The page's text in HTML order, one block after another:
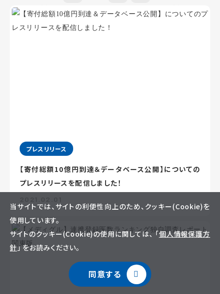
プレスリリース
【寄付総額10億円到達＆データベース公開】についての
プレスリリースを配信しました！
当サイトでは、サイトの利便性向上のため、クッキー(Cookie)を
使用しています。
サイトのクッキー(Cookie)の使用に関しては、 「個人情報保護方
針」 をお読みください。
同意する